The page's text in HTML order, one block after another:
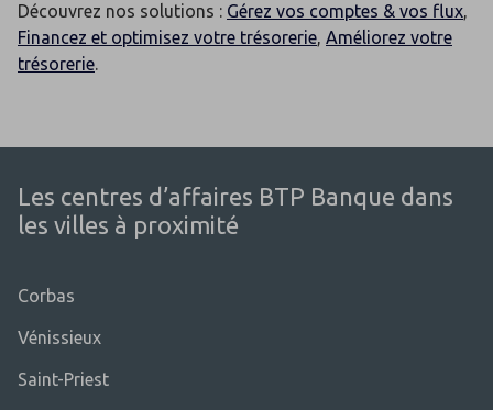
Découvrez nos solutions : Gérez vos comptes & vos flux,
Financez et optimisez votre trésorerie, Améliorez votre
trésorerie.
Les centres d’affaires BTP Banque dans
les villes à proximité
Corbas
Vénissieux
Saint-Priest